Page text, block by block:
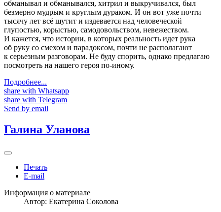
обманывал и обманывался, хитрил и выкручивался, был
безмерно мудрым и круглым дураком. И он вот уже почти
тысячу лет всё шутит и издевается над человеческой
глупостью, корыстью, самодовольством, невежеством.
И кажется, что истории, в которых реальность идет рука
об руку со смехом и парадоксом, почти не располагают
к серьезным разговорам. Не буду спорить, однако предлагаю
посмотреть на нашего героя по-иному.
Подробнее...
share with Whatsapp
share with Telegram
Send by email
Галина Уланова
Печать
E-mail
Информация о материале
Автор: Екатерина Соколова